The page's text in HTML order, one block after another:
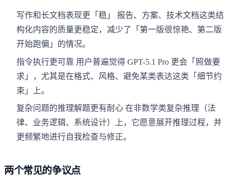
写作和长文档表现更「稳」 报告、方案、技术文档这类结
构化内容的质量更稳定，减少了「第一版很惊艳、第二版
开始跑偏」的情况。
指令执行更可靠 用户普遍觉得 GPT-5.1 Pro 更会「照做要
求」，尤其是在格式、风格、避免某类表达这类「细节约
束」上。
复杂问题的推理解题更有耐心 在非数学类复杂推理（法
律、业务逻辑、系统设计）上，它愿意展开推理过程，并
更频繁地进行自我检查与修正。
两个常见的争议点